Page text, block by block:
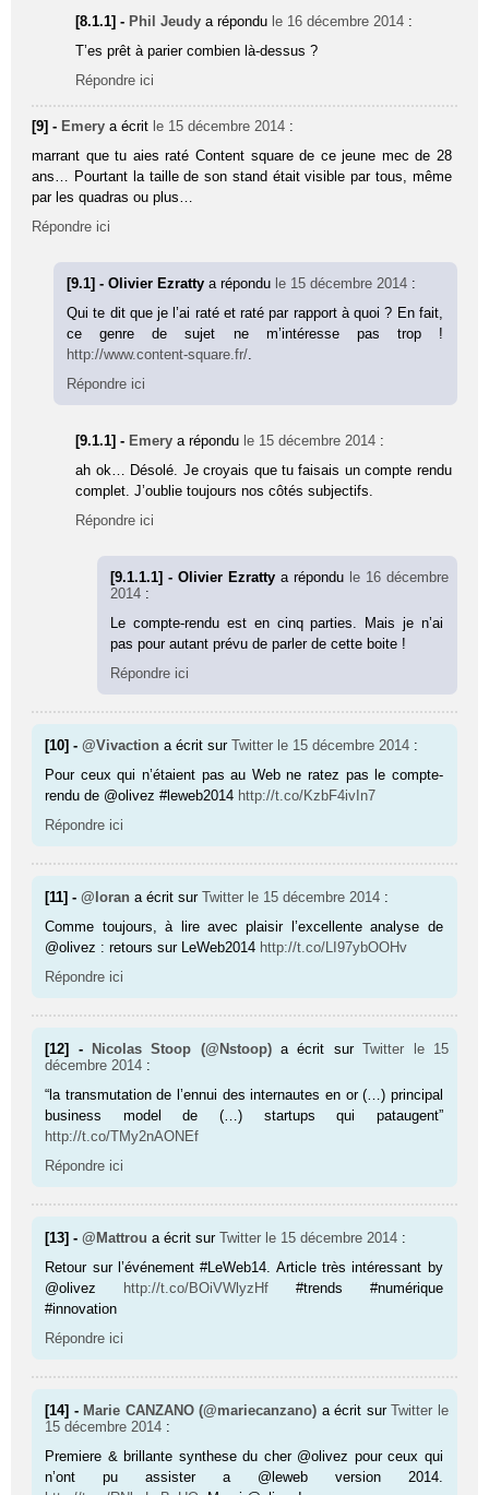
[8.1.1] - Phil Jeudy a répondu le 16 décembre 2014 :
T’es prêt à parier combien là-dessus ?
Répondre ici
[9] - Emery a écrit le 15 décembre 2014 :
marrant que tu aies raté Content square de ce jeune mec de 28
ans… Pourtant la taille de son stand était visible par tous, même
par les quadras ou plus…
Répondre ici
[9.1] - Olivier Ezrattya répondu le 15 décembre 2014 :
Qui te dit que je l’ai raté et raté par rapport à quoi ? En fait,
ce genre de sujet ne m’intéresse pas trop !
http://www.content-square.fr/.
Répondre ici
[9.1.1] - Emery a répondu le 15 décembre 2014 :
ah ok… Désolé. Je croyais que tu faisais un compte rendu
complet. J’oublie toujours nos côtés subjectifs.
Répondre ici
[9.1.1.1] - Olivier Ezratty a répondu le 16 décembre
2014 :
Le compte-rendu est en cinq parties. Mais je n’ai
pas pour autant prévu de parler de cette boite !
Répondre ici
[10] -@Vivaction a écrit surTwitter le 15 décembre 2014 :
Pour ceux qui n’étaient pas au Web ne ratez pas le compte-
rendu de @olivez #leweb2014 http://t.co/KzbF4ivIn7
Répondre ici
[11] -@loran a écrit surTwitter le 15 décembre 2014 :
Comme toujours, à lire avec plaisir l’excellente analyse de
@olivez : retours sur LeWeb2014 http://t.co/LI97ybOOHv
Répondre ici
[12] - Nicolas Stoop (@Nstoop) a écrit surTwitter
le 15
décembre 2014 :
“la transmutation de l’ennui des internautes en or (…) principal
business model de (…) startups qui pataugent”
http://t.co/TMy2nAONEf
Répondre ici
[13] -@Mattrou a écrit surTwitter le 15 décembre 2014 :
Retour sur l’événement #LeWeb14. Article très intéressant by
@olivez
http://t.co/BOiVWlyzHf #trends #numérique
#innovation
Répondre ici
[14] - Marie CANZANO (@mariecanzano) a écrit surTwitter le
15 décembre 2014 :
Premiere & brillante synthese du cher @olivez pour ceux qui
n’ont pu assister a @leweb version 2014.